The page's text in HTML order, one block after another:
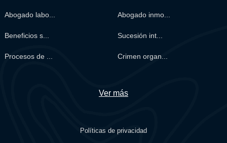
Abogado labo... Abogado inmo...
Beneficios s... Sucesión int...
Procesos de ... Crimen organ...
Ver más
Políticas de privacidad